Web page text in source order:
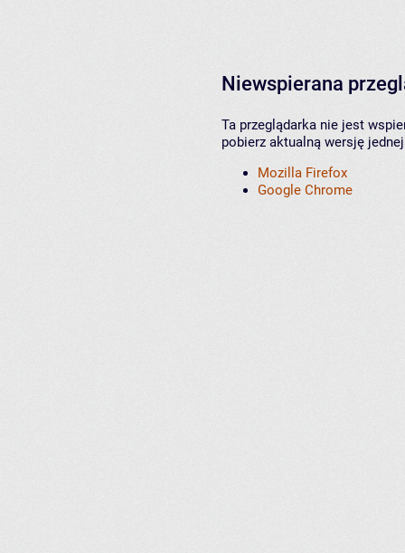
Niewspierana
Ta przeglądarka nie jest
pobierz aktualną wersję
Mozilla Firefox
Google Chrome